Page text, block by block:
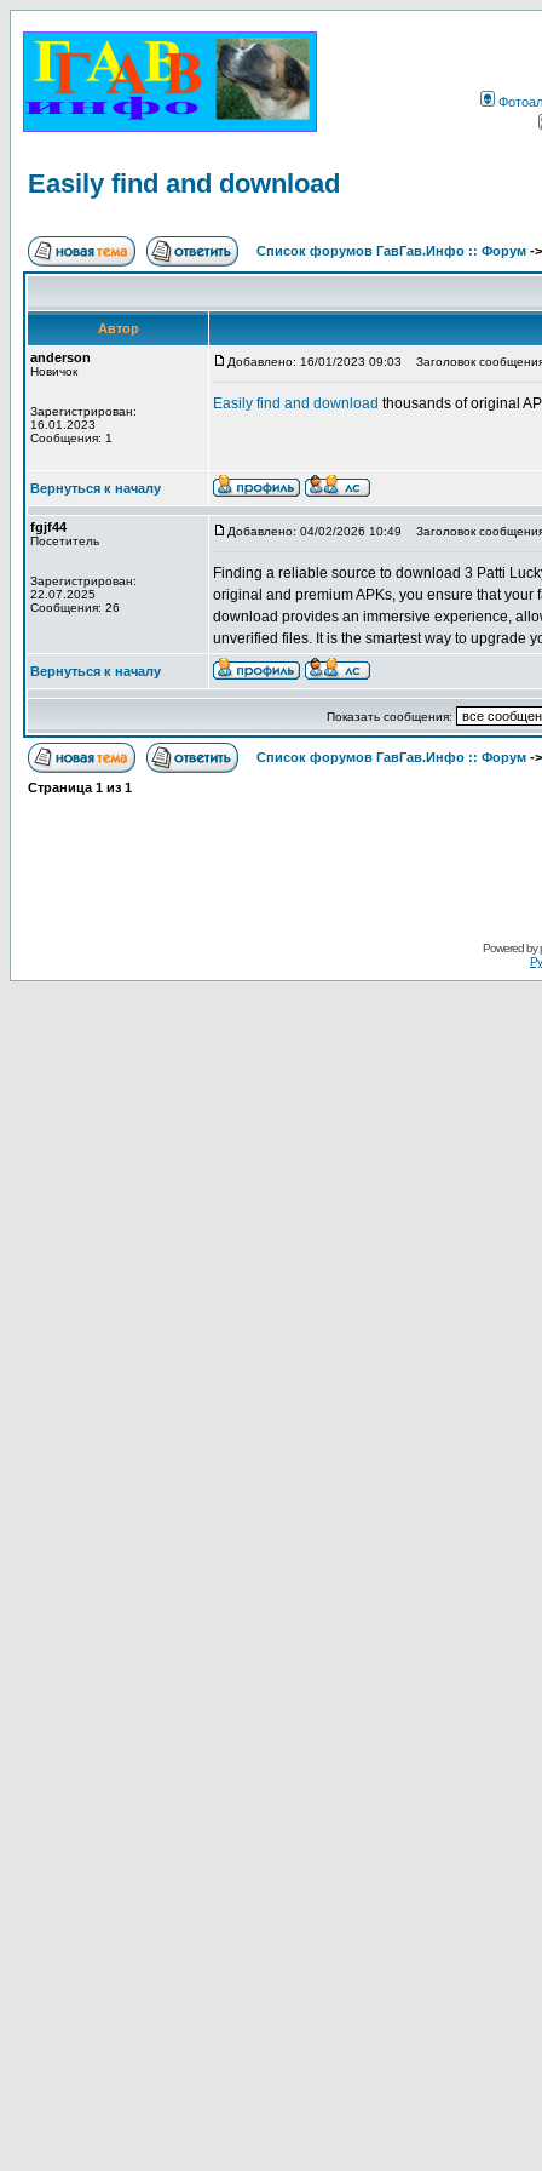
Easily find and download
Список форумов ГавГав.Инфо :: Форум -
Автор
anderson
Новичок
Зарегистрирован:
16.01.2023
Сообщения: 1
Добавлено: 16/01/2023 09:03 Заголовок
Easily find and download thousands of original
Вернуться к началу
fgjf44
Посетитель
Зарегистрирован:
22.07.2025
Сообщения: 26
Добавлено: 04/02/2026 10:49 Заголовок
Finding a reliable source to download 3 Patti
original and premium APKs, you ensure that
download provides an immersive experience,
unverified files. It is the smartest way to upgrade
Вернуться к началу
Показать сообщения:
Список форумов ГавГав.Инфо :: Форум -
Страница 1 из 1
Powered by